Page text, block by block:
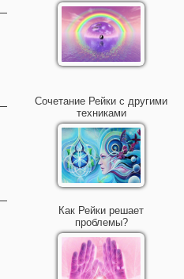
Сочетание Рейки с другими
техниками
Как Рейки решает
проблемы?